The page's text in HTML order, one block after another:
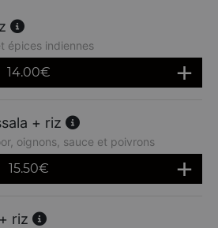
épices indiennes
14.00€
+ riz
oignons, sauce et poivrons
15.50€
riz